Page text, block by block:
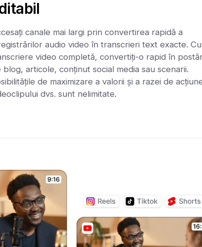
canale mai largi prin convertirea rapidă a
audio video în transcrieri text exacte.
video completă, convertiți-o rapid în
blog, articole, conținut social media sau scenarii.
de maximizare a valorii și a razei de
dvs. sunt nelimitate.